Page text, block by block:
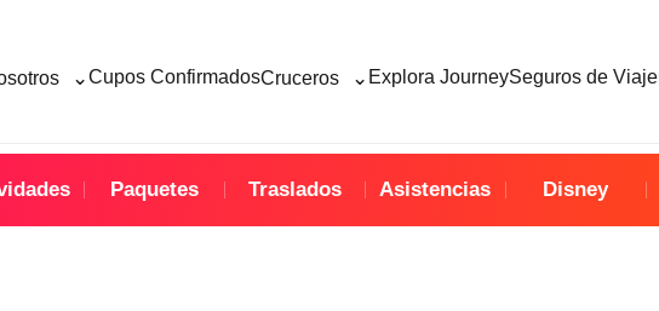
⌄Cupos ConfirmadosCruceros ⌄ Explora JourneySeguros de Viaje
Paquetes Traslados Asistencias Disney